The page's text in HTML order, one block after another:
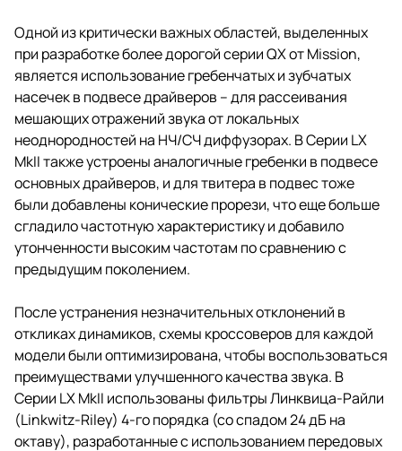
Одной из критически важных областей, выделенных
при разработке более дорогой серии QX от Mission,
является использование гребенчатых и зубчатых
насечек в подвесе драйверов – для рассеивания
мешающих отражений звука от локальных
неоднородностей на НЧ/СЧ диффузорах. В Серии LX
MkII также устроены аналогичные гребенки в подвесе
основных драйверов, и для твитера в подвес тоже
были добавлены конические прорези, что еще больше
сгладило частотную характеристику и добавило
утонченности высоким частотам по сравнению с
предыдущим поколением.
После устранения незначительных отклонений в
откликах динамиков, схемы кроссоверов для каждой
модели были оптимизирована, чтобы воспользоваться
преимуществами улучшенного качества звука. В
Серии LX MkII использованы фильтры Линквица-Райли
(Linkwitz-Riley) 4-го порядка (со спадом 24 дБ на
октаву), разработанные с использованием передовых